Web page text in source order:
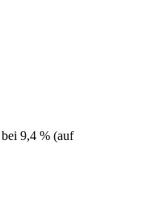
9,4 % (auf